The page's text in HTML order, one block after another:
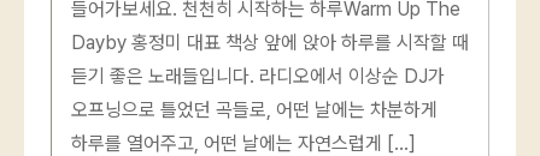
들어가보세요. 천천히 시작하는 하루Warm Up The
Dayby 홍정미 대표 책상 앞에 앉아 하루를 시작할 때
듣기 좋은 노래들입니다. 라디오에서 이상순 DJ가
오프닝으로 틀었던 곡들로, 어떤 날에는 차분하게
하루를 열어주고, 어떤 날에는 자연스럽게 […]